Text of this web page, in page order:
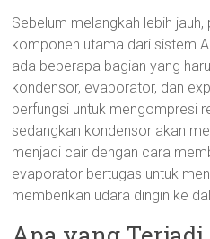
Sebelum melangkah lebih
komponen utama dari sistem
ada beberapa bagian yang
kondensor, evaporator, dan
berfungsi untuk mengompresi
sedangkan kondensor akan
menjadi cair dengan cara
evaporator bertugas untuk
memberikan udara dingin ke